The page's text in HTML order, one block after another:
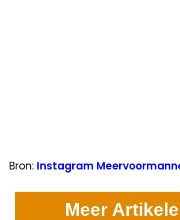
Bron: Instagram
Meer